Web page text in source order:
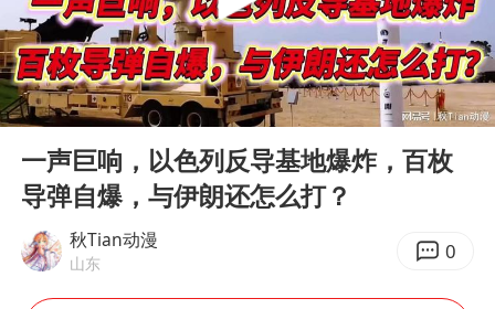
我国货物贸易进出口超30万亿元
泰国校园枪击案死亡人数升至7人
泰国枪击案凶手先杀祖父母后行凶
王力宏演唱会黄牛带观众藏匿被查获
四川宜宾市高县发生4.9级地震
Play
00:00 03:47
一声巨响，以色列反导基地爆炸，百枚
导弹自爆，与伊朗还怎么打？
秋Tian动漫
山东 0